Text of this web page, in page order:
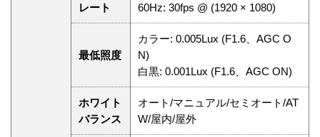
レート
60Hz: 30fps @ (1920 × 1080)
最低照度
カラー: 0.005Lux (F1.6、AGC O
N)
白黒: 0.001Lux (F1.6、AGC ON)
ホワイト
バランス
オート/マニュアル/セミオート/AT
W/屋内/屋外